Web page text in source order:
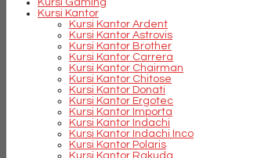
Kursi Gaming
Kursi Kantor
Kursi Kantor Ardent
Kursi Kantor Astrovis
Kursi Kantor Brother
Kursi Kantor Carrera
Kursi Kantor Chairman
Kursi Kantor Chitose
Kursi Kantor Donati
Kursi Kantor Ergotec
Kursi Kantor Importa
Kursi Kantor Indachi
Kursi Kantor Indachi Inco
Kursi Kantor Polaris
Kursi Kantor Rakuda